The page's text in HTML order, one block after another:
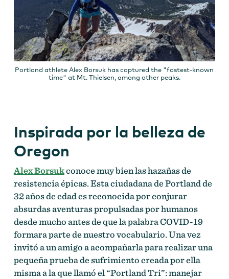
Portland athlete Alex Borsuk has captured the "fastest-known
time" at Mt. Thielsen, among other peaks.
Inspirada por la belleza de
Oregon
Alex Borsukconoce muy bien las hazañas de
resistencia épicas. Esta ciudadana de Portland de
32 años de edad es reconocida por conjurar
absurdas aventuras propulsadas por humanos
desde mucho antes de que la palabra COVID-19
formara parte de nuestro vocabulario. Una vez
invitó a un amigo a acompañarla para realizar una
pequeña prueba de sufrimiento creada por ella
misma a la que llamó el “Portland Tri”: manejar